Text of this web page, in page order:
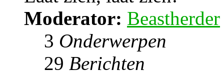
Moderator: Beastherder
3 Onderwerpen
29 Berichten